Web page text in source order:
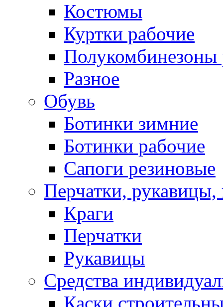
Костюмы
Куртки рабочие
Полукомбинезоны
Разное
Обувь
Ботинки зимние
Ботинки рабочие
Сапоги резиновые
Перчатки, рукавицы,
Краги
Перчатки
Рукавицы
Средства